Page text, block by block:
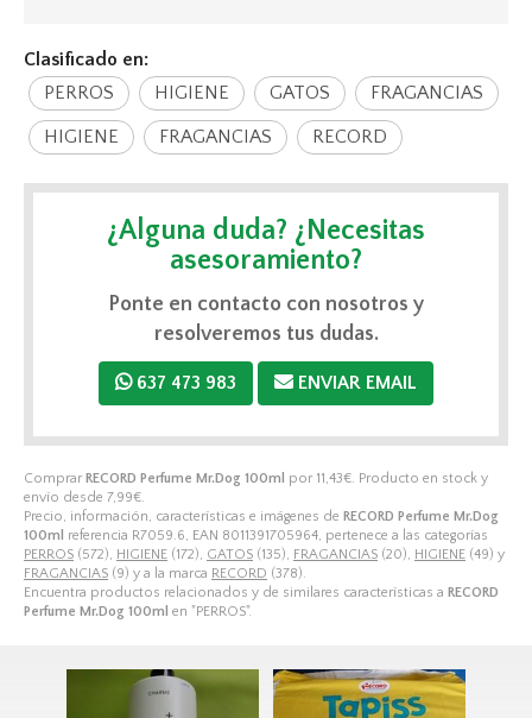
Comprar RECORD Perfume Mr.Dog 100ml por 11,43€ . Producto en stock y
envío desde 7,99€
Precio, información, características e imágenes de RECORD Perfume Mr.Dog
100ml
referencia R7059.6, EAN 8011391705964, pertenece a las categorías
PERROS (572), HIGIENE (172), GATOS (135), FRAGANCIAS (20), HIGIENE (49) y
FRAGANCIAS (9) y a la marca RECORD (378).
Encuentra productos relacionados y de similares características a RECORD
Perfume Mr.Dog 100ml en "PERROS".
Clasificado en:
PERROS
HIGIENE GATOS FRAGANCIAS
HIGIENE FRAGANCIAS RECORD
¿Alguna duda? ¿Necesitas
asesoramiento?
Ponte en contacto con nosotros y
resolveremos tus dudas.
637 473 983 ENVIAR EMAIL